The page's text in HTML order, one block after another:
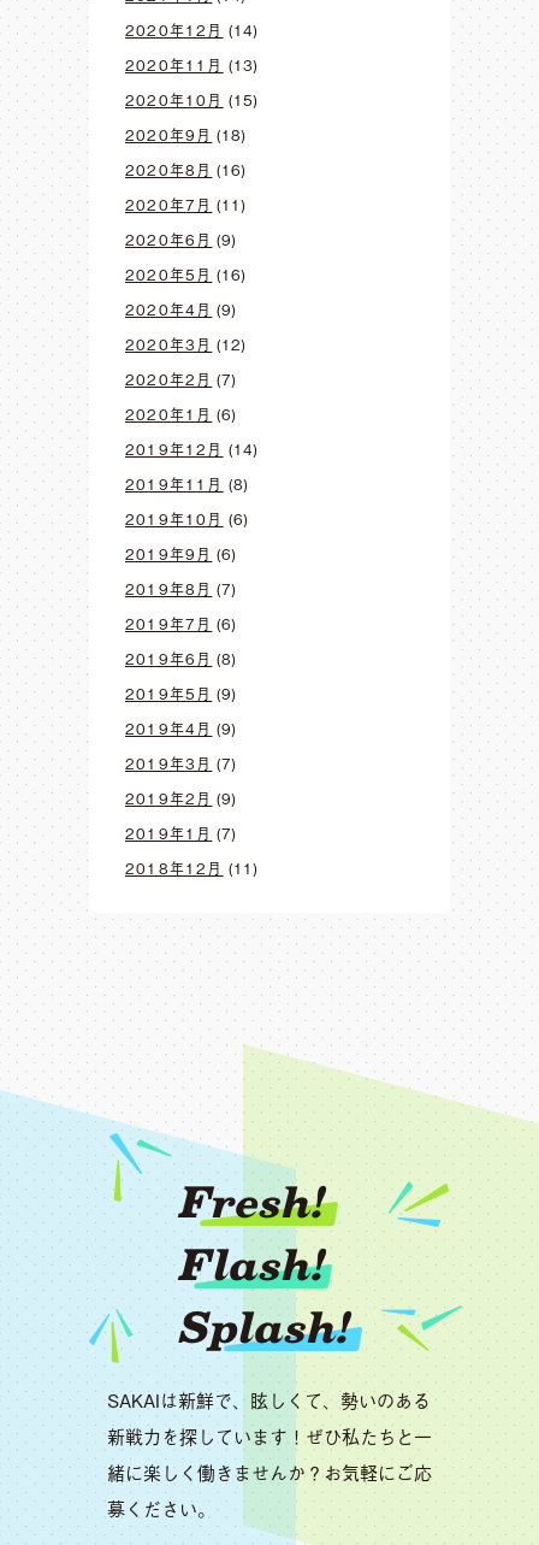
2020年12月 (14)
2020年11月 (13)
2020年10月 (15)
2020年9月 (18)
2020年8月 (16)
2020年7月 (11)
2020年6月 (9)
2020年5月 (16)
2020年4月 (9)
2020年3月 (12)
2020年2月 (7)
2020年1月 (6)
2019年12月 (14)
2019年11月 (8)
2019年10月 (6)
2019年9月 (6)
2019年8月 (7)
2019年7月 (6)
2019年6月 (8)
2019年5月 (9)
2019年4月 (9)
2019年3月 (7)
2019年2月 (9)
2019年1月 (7)
2018年12月 (11)
Fresh!
Flash!
Splash!
SAKAIは新鮮で、眩しくて、勢いのある
新戦力を探しています！ぜひ私たちと一
緒に楽しく働きませんか？お気軽にご応
募ください。